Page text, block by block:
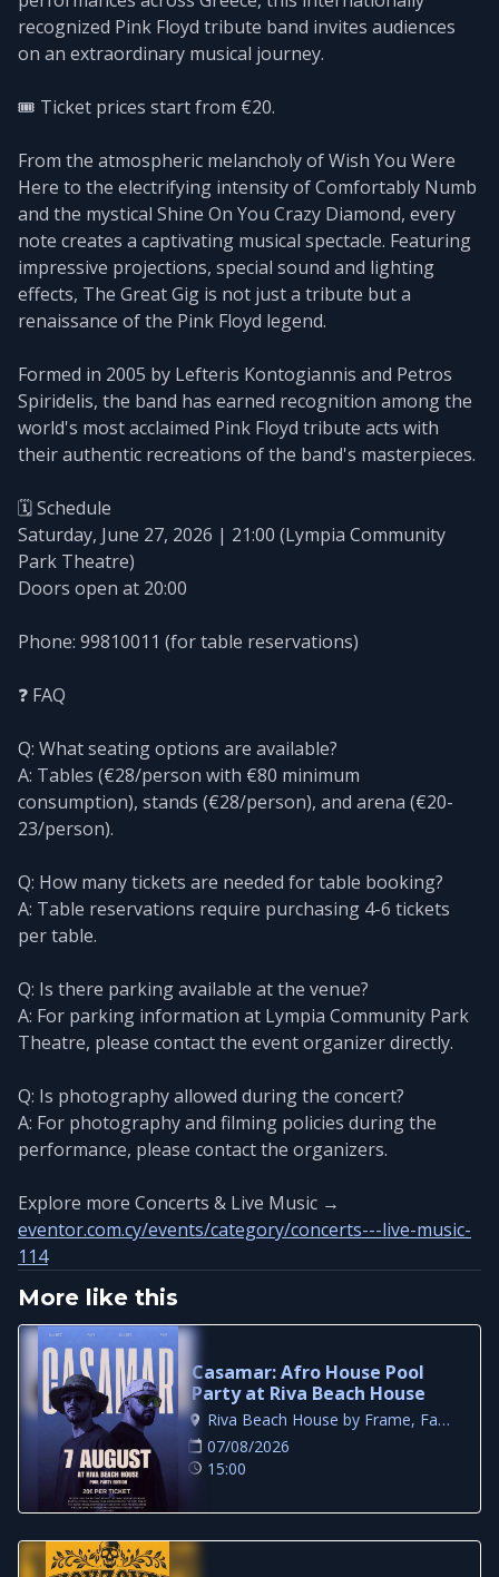
recognized Pink Floyd tribute band invites audiences
on an extraordinary musical journey.
🎟️ Ticket prices start from €20.
From the atmospheric melancholy of Wish You Were
Here to the electrifying intensity of Comfortably Numb
and the mystical Shine On You Crazy Diamond, every
note creates a captivating musical spectacle. Featuring
impressive projections, special sound and lighting
effects, The Great Gig is not just a tribute but a
renaissance of the Pink Floyd legend.
Formed in 2005 by Lefteris Kontogiannis and Petros
Spiridelis, the band has earned recognition among the
world's most acclaimed Pink Floyd tribute acts with
their authentic recreations of the band's masterpieces.
🗓️ Schedule
Saturday, June 27, 2026 | 21:00 (Lympia Community
Park Theatre)
Doors open at 20:00
Phone: 99810011 (for table reservations)
❓ FAQ
Q: What seating options are available?
A: Tables (€28/person with €80 minimum
consumption), stands (€28/person), and arena (€20-
23/person).
Q: How many tickets are needed for table booking?
A: Table reservations require purchasing 4-6 tickets
per table.
Q: Is there parking available at the venue?
A: For parking information at Lympia Community Park
Theatre, please contact the event organizer directly.
Q: Is photography allowed during the concert?
A: For photography and filming policies during the
performance, please contact the organizers.
Explore more Concerts & Live Music →
eventor.com.cy/events/category/concerts---live-music-
114
More like this
Casamar: Afro House Pool
Party at Riva Beach House
Riva Beach House by Frame, Famagusta
07/08/2026
15:00